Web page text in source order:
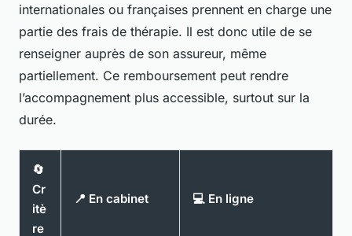
internationales ou françaises prennent en charge une
partie des frais de thérapie. Il est donc utile de se
renseigner auprès de son assureur, même
partiellement. Ce remboursement peut rendre
l’accompagnement plus accessible, surtout sur la
durée.
🔄
Cr
itè
re
📍 En cabinet 💻 En ligne